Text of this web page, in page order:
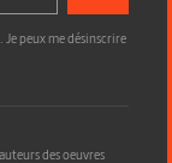
peux me désinscrire
des oeuvres